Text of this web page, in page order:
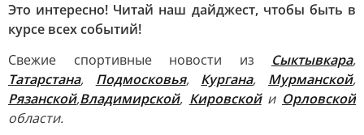
Это интересно! Читай наш дайджест, чтобы быть в
курсе всех событий!
Свежие спортивные новости из Сыктывкара,
Татарстана, Подмосковья, Кургана, Мурманской,
Рязанской,Владимирской, Кировскойи Орловской
области.